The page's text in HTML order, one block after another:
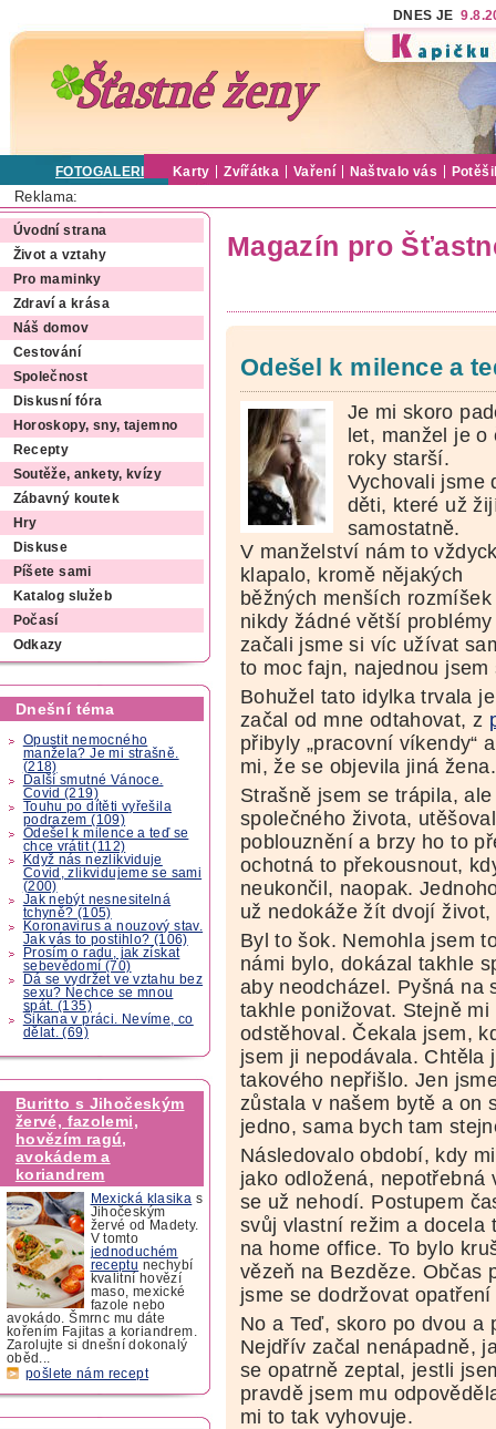
DNES JE
FOTOGALERIE Karty Zvířátka Vaření Naštvalo vás
Reklama:
Úvodní strana
Život a vztahy
Pro maminky
Zdraví a krása
Náš domov
Cestování
Společnost
Diskusní fóra
Horoskopy, sny, tajemno
Recepty
Soutěže, ankety, kvízy
Zábavný koutek
Hry
Diskuse
Píšete sami
Katalog služeb
Počasí
Odkazy
Dnešní téma
Opustit nemocného
manžela? Je mi strašně.
(218)
Další smutné Vánoce.
Covid (219)
Touhu po dítěti vyřešila
podrazem (109)
Odešel k milence a teď se
chce vrátit (112)
Když nás nezlikviduje
Covid, zlikvidujeme se sami
(200)
Jak nebýt nesnesitelná
tchyně? (105)
Koronavirus a nouzový stav.
Jak vás to postihlo? (106)
Prosím o radu, jak získat
sebevědomí (70)
Dá se vydržet ve vztahu bez
sexu? Nechce se mnou
spát. (135)
Šikana v práci. Nevíme, co
dělat. (69)
Buritto s Jihočeským
žervé, fazolemi,
hovězím ragú,
avokádem a
koriandrem
Mexická klasika s
Jihočeským
žervé od Madety.
V tomto
jednoduchém
receptu nechybí
kvalitní hovězí
maso, mexické
fazole nebo
avokádo. Šmrnc mu dáte
kořením Fajitas a koriandrem.
Zarolujte si dnešní dokonalý
oběd...
pošlete nám recept
Magazín pro
Odešel k milence a
Je mi skoro
let, manžel je o
roky starší.
Vychovali jsme
děti, které už
samostatně.
V manželství nám to
klapalo, kromě nějakých
běžných menších
nikdy žádné větší
začali jsme si víc užívat
to moc fajn, najednou
Bohužel tato idylka trvala
začal od mne odtahovat, z
přibyly „pracovní víkendy“
mi, že se objevila jiná žena.
Strašně jsem se trápila,
společného života,
poblouznění a brzy ho to
ochotná to překousnout,
neukončil, naopak.
už nedokáže žít dvojí
Byl to šok. Nemohla jsem
námi bylo, dokázal takhle
aby neodcházel. Pyšná na
takhle ponižovat. Stejně
odstěhoval. Čekala jsem,
jsem ji nepodávala. Chtěla
takového nepřišlo. Jen
zůstala v našem bytě a on
jedno, sama bych tam
Následovalo období, kdy
jako odložená,
se už nehodí. Postupem
svůj vlastní režim a docela
na home office. To bylo
vězeň na Bezděze. Občas
jsme se dodržovat
No a Teď, skoro po dvou a
Nejdřív začal nenápadně,
se opatrně zeptal, jestli
pravdě jsem mu
mi to tak vyhovuje.